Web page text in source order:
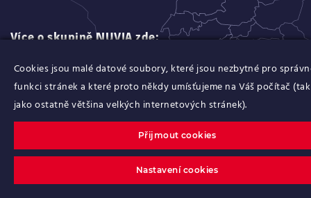
Více o skupině NUVIA zde:
www.nuvia.com
© 2021 NUVIA a.s. všechna práva vyhrazena
Cookies jsou malé datové soubory, které jsou nezbytné pro
funkci stránek a které proto někdy umísťujeme na Váš počítač (tak
jako ostatně většina velkých internetových stránek).
Přijmout cookies
Nastavení cookies